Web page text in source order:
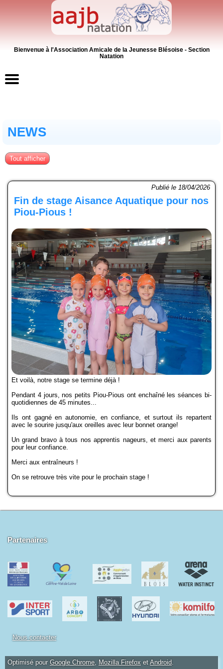
Bienvenue à l'Association Amicale de la Jeunesse Blésoise - Section
Natation
Inscriptions
Activités
Officiels
Presse
Partenaires
La boutique
Le Club
24H de Natation
Ecole de Natation Française
Coupe Jean-Louis Dedieu
Formations
Historique
NEWS
Tout afficher
Fin de stage Aisance Aquatique pour nos
Piou-Pious !
Publié le 18/04/2026
Et voilà, notre stage se termine déjà !
Pendant 4 jours, nos petits Piou-Pious ont enchaîné les séances bi-
quotidiennes de 45 minutes...
Ils ont gagné en autonomie, en confiance, et surtout ils repartent
avec le sourire jusqu'aux oreilles avec leur bonnet orange!
Un grand bravo à tous nos apprentis nageurs, et merci aux parents
pour leur confiance.
Merci aux entraîneurs !
On se retrouve très vite pour le prochain stage !
Partenaires
Nous contacter
Optimisé pour Google Chrome Mozilla Firefox et Android